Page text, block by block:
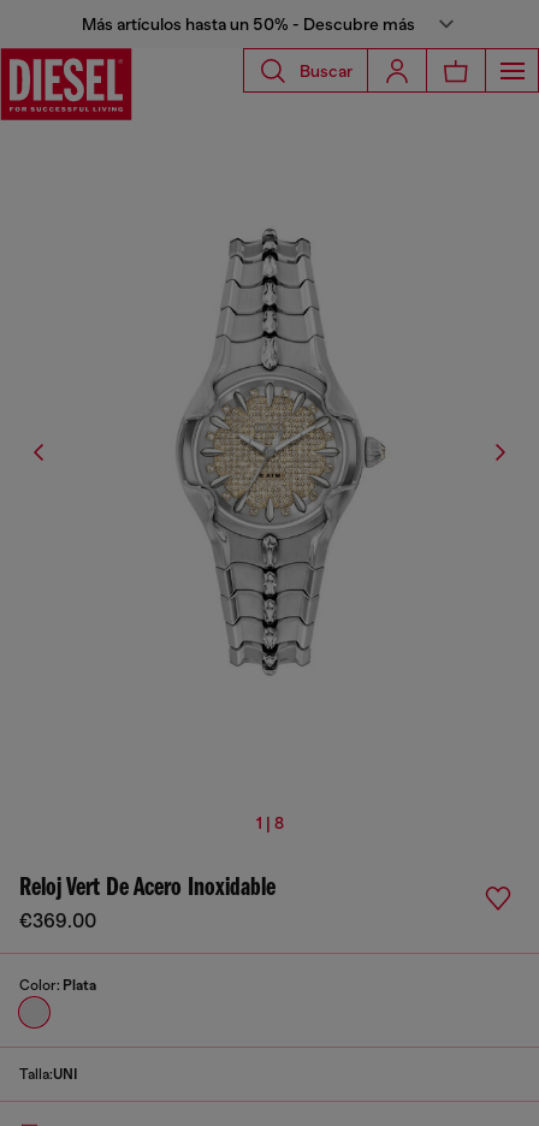
Más artículos hasta un 50% - Descubre más
Buscar
1 | 8
Reloj Vert De Acero Inoxidable
€369.00
Color: Plata
Talla:UNI